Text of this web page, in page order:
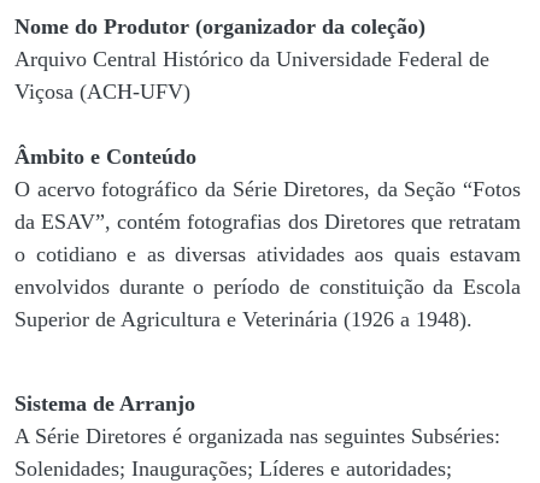
Nome do Produtor (organizador da coleção)
Arquivo Central Histórico da Universidade Federal de
Viçosa (ACH-UFV)
Âmbito e Conteúdo
O acervo fotográfico da Série Diretores, da Seção “Fotos
da ESAV”, contém fotografias dos Diretores que retratam
o cotidiano e as diversas atividades aos quais estavam
envolvidos durante o período de constituição da Escola
Superior de Agricultura e Veterinária (1926 a 1948).
Sistema de Arranjo
A Série Diretores é organizada nas seguintes Subséries:
Solenidades; Inaugurações; Líderes e autoridades;